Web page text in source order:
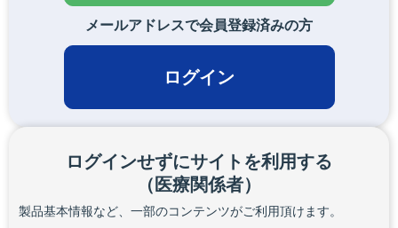
メールアドレスで会員登録済みの方
ログイン
ログインせずにサイトを利用する
（医療関係者）
製品基本情報など、一部のコンテンツがご利用頂けます。